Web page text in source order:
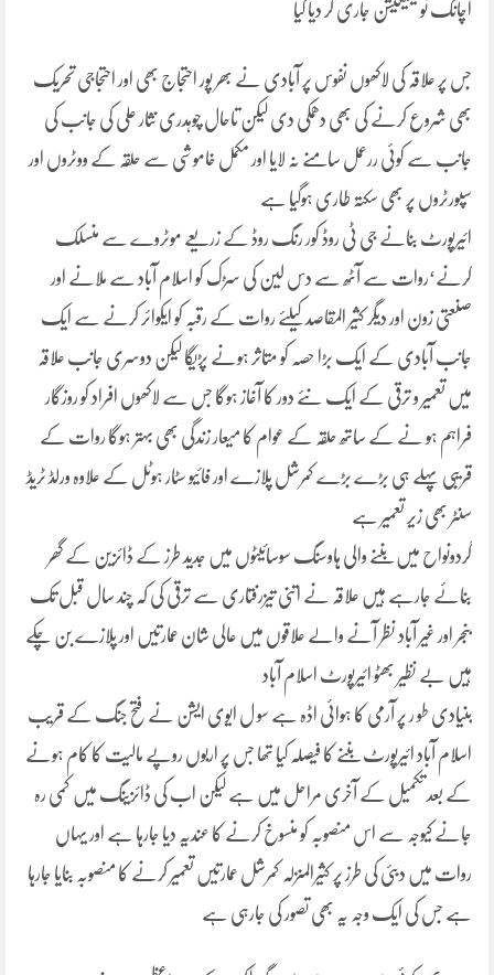
اچانک نوٹیفیکیشن جاری کر دیا گیا
جس پر علاقہ کی لاکھوں نفوس پر آبادی نے بھر پور احتجاج بھی اور احتجاجی تحریک
بھی شروع کرنے کی بھی دھمکی دی لیکن تاحال چوہدری نثار علی کی جانب کی
جانب سے کوئی ررعمل سامنے نہ لایا اور مکمل خاموشی سے حلقہ کے ووٹروں اور
سپورٹروں پر بھی سکتہ طاری ہوگیا ہے
ائیرپورٹ بنانے جی ٹی روڈ کور رنگ روڈ کے زریعے موٹروے سے منسلک
کرنے‘روات سے آٹھ سے دس لین کی سڑک کو اسلام آباد سے ملانے اور
صنعتی زون اور دیگر کثیر المقاصد کیلئے روات کے رقبہ کو ایکوائر کرنے سے ایک
جانب آبادی کے ایک بڑا حصہ کو متاثر ہونے پڑیگا لیکن دوسری جانب علاقہ
میں تعمیر و ترقی کے ایک نئے دور کا آغاز ہوگا جس سے لاکھوں افراد کو روزگار
فراہم ہو نے کے ساتھ حلقہ کے عوام کا میعار زندگی بھی بہتر ہوگا روات کے
قریبی پہلے ہی بڑے بڑے کمرشل پلازے اور فائیو سٹار ہوٹل کے علاوہ ورلڈ ٹریڈ
سنٹر بھی زیر تعمیر ہے
گردونواح میں بننے والی ہاوسنگ سوسائیٹوں میں جدید طرز کے ڈائزین کے گھر
بنائے جارہے ہیں علاقہ نے اتنی تیزرفتاری سے ترقی کی کہ چند سال قبل تک
بنجر اور غیر آباد نظر آنے والے علاقوں میں عالی شان عمارتیں اور پلازے بن چکے
ہیں بے نظیر بھٹو ائیرپورٹ اسلام آباد
بنیادی طو ر پر آرمی کا ہوائی اڈہ ہے سو ل ایوی ایشن نے فتح جنگ کے قریب
اسلام آباد ائیرپورٹ بننے کا فیصلہ کیا تھا جس پر اربوں روپے مالیت کا کام ہونے
کے بعد تکمیل کے آخری مراحل میں ہے لیکن اب کی ڈائزینگ میں کمی رہ
جانے کیوجہ سے اس منصوبہ کو منسوخ کرنے کا عندیہ دیا جارہا ہے اور یہاں
روات میں دبئی کی طرز پر کثیرالمنزلہ کمرشل عمارتیں تعمیر کرنے کا منصوبہ بنایا جارہا
ہے جس کی ایک وجہ یہ بھی تصور کی جارہی ہے